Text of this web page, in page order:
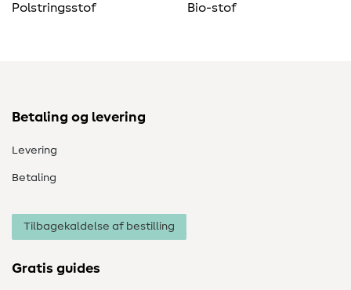
Polstringsstof
Bio-stof
Betaling og levering
Levering
Betaling
Tilbagekaldelse af bestilling
Gratis guides